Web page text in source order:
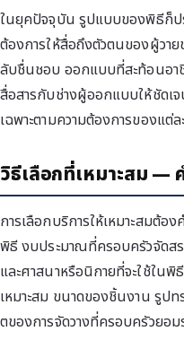
ในยุคปัจจุบัน รูปแบบของพิธีก็
ต้องการให้สื่อถึงตัวตนของผู้วา
ลับชื่นชอบ ออกแบบที่สะท้อนอาชี
สื่อสารกับช่างผู้ออกแบบให้ชัด
เฉพาะตามความต้องการของแต่
วิธีเลือกที่เหมาะสม —
การเลือกบริการให้เหมาะสมต้
พิธี งบประมาณที่ครอบครัวจัดสร
และศาสนาหรือนิกายที่จะใช้ใน
เหมาะสม ขนาดของชิ้นงาน รูป
ตของการจัดวางที่ครอบครัวยอม